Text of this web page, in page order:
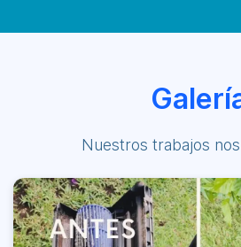
Nuestros trabajos